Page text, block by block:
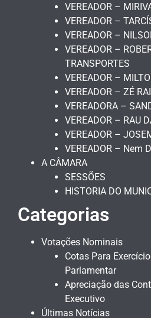
VEREADOR –
VEREADOR –
VEREADOR –
VEREADOR –
TRANSPORTES
VEREADOR –
VEREADOR – ZÉ
VEREADORA –
VEREADOR – RAU
VEREADOR –
VEREADOR – Nem
A CÂMARA
SESSÕES
HISTORIA DO
Categorias
Votações Nominais
Cotas Para
Parlamentar
Apreciação das
Executivo
Últimas Notícias